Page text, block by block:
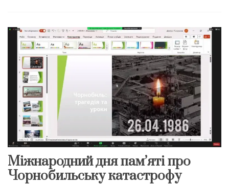
Міжнародний дня пам’яті про
Чорнобильську катастрофу